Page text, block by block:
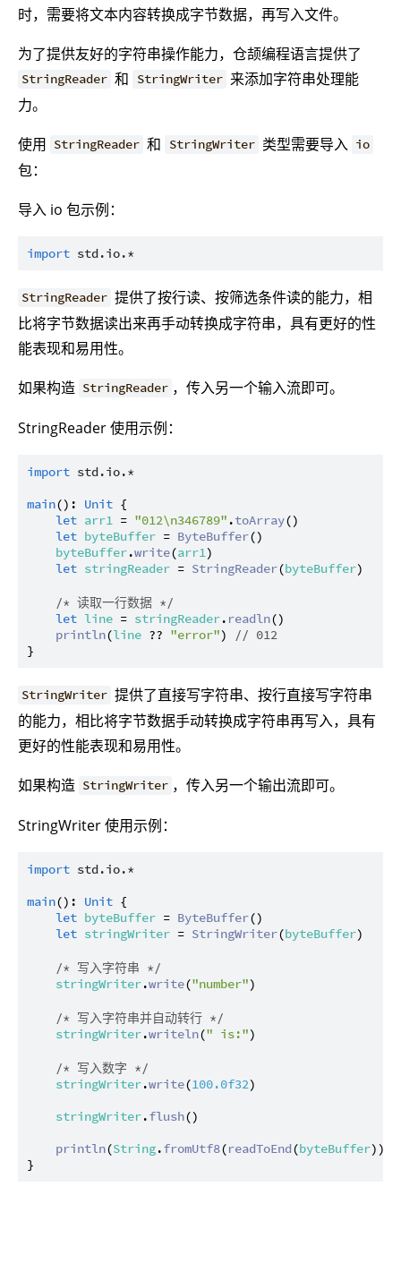
时，需要将文本内容转换成字节数据，再写入文件。
为了提供友好的字符串操作能力，仓颉编程语言提供了
StringReader 和 StringWriter 来添加字符串处理能
力。
使用 StringReader 和 StringWriter 类型需要导入 io
包：
导入 io 包示例：
import std.io.*
StringReader 提供了按行读、按筛选条件读的能力，相
比将字节数据读出来再手动转换成字符串，具有更好的性
能表现和易用性。
如果构造 StringReader ，传入另一个输入流即可。
StringReader 使用示例：
import std.io.*
main(): Unit {
let arr1 = "012\n346789" .toArray()
let byteBuffer = ByteBuffer()
byteBuffer.write(arr1)
let stringReader = StringReader(byteBuffer)
/* 读取一行数据 */
let line = stringReader. readln()
println(line ?? "error")
// 012
StringWriter 提供了直接写字符串、按行直接写字符串
的能力，相比将字节数据手动转换成字符串再写入，具有
更好的性能表现和易用性。
如果构造 StringWriter ，传入另一个输出流即可。
StringWriter 使用示例：
import std.io.*
main(): Unit {
let byteBuffer = ByteBuffer()
let stringWriter = StringWriter(byteBuffer)
/* 写入字符串 */
stringWriter.write("number")
/* 写入字符串并自动转行 */
stringWriter.writeln(" is:")
/* 写入数字 */
stringWriter.write(100.0f32)
stringWriter.flush()
println(String.fromUtf8(readToEnd(byteBuffer)))